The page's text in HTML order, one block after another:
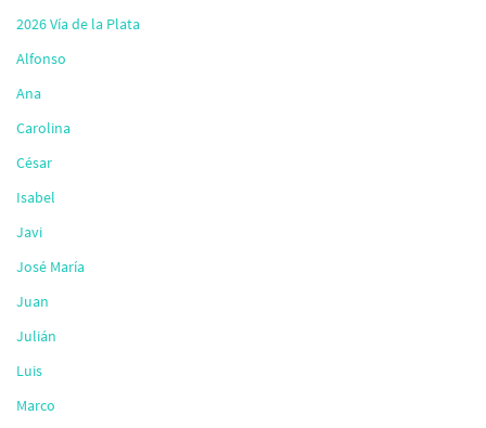
2026 Vía de la Plata
Alfonso
Ana
Carolina
César
Isabel
Javi
José María
Juan
Julián
Luis
Marco